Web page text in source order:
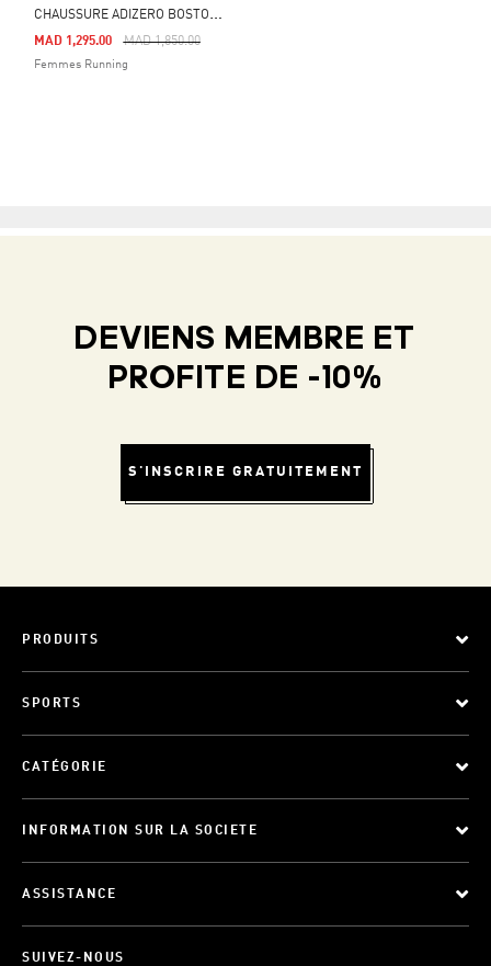
C
HAUSSURE ADIZERO BOSTON 13
Price Reduced From
MAD 1,850.00To
MAD 1,295.00
Femmes Running
DEVIENS MEMBRE ET
PROFITE DE -10%
S'INSCRIRE GRATUITEMENT
PRODUITS
SPORTS
CATÉGORIE
INFORMATION SUR LA SOCIETE
ASSISTANCE
SUIVEZ-NOUS